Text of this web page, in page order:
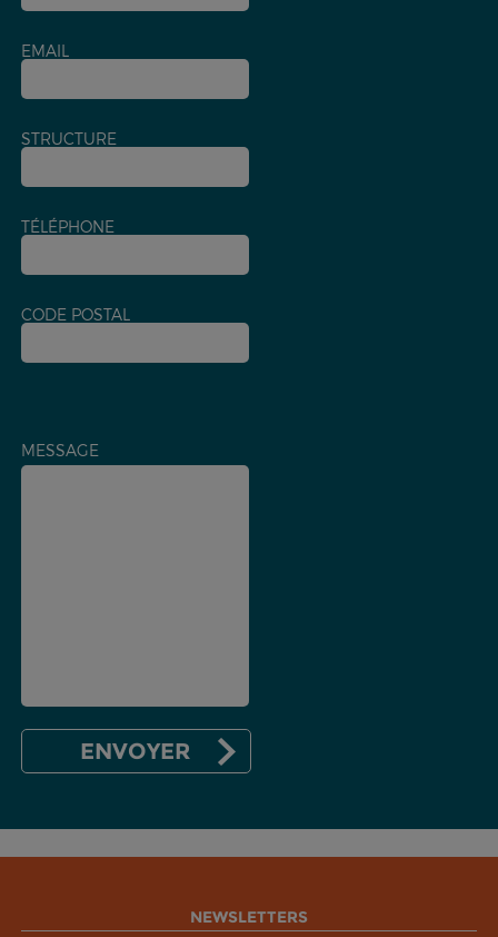
EMAIL
STRUCTURE
TÉLÉPHONE
CODE POSTAL
MESSAGE
NEWSLETTERS